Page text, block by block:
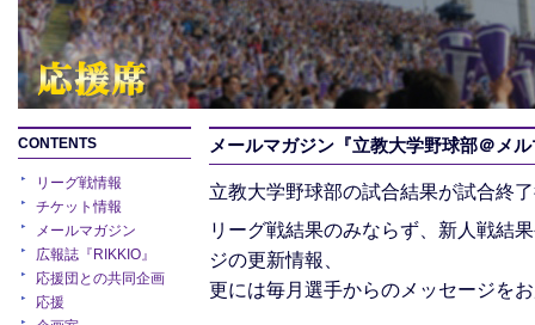
CONTENTS
リーグ戦情報
チケット情報
メールマガジン
広報誌『RIKKIO』
応援団との共同企画
応援
メールマガジン『立教大学野球部＠メ
立教大学野球部の試合結果が試合終
リーグ戦結果のみならず、新人戦結
ジの更新情報、
更には毎月選手からのメッセージを